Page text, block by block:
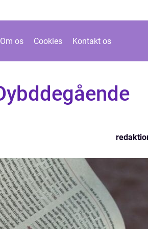
Om os Cookies Kontakt os